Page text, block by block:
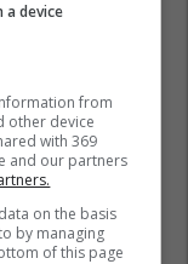
device
from
other device
with 369
and our partners
on the basis
by managing
of this page